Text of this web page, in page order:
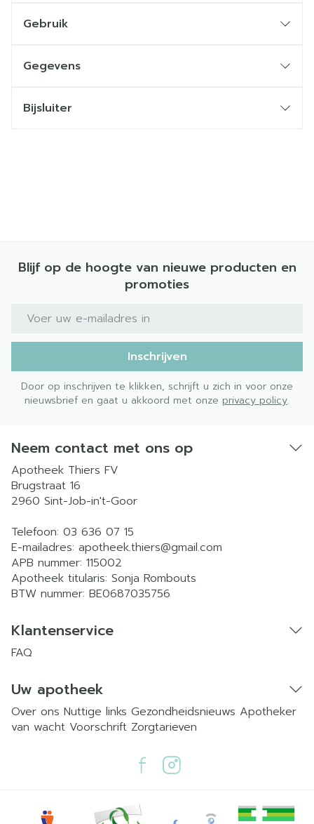
Gebruik
Gegevens
Bijsluiter
Blijf op de hoogte van nieuwe producten en
promoties
E-mail adres
Inschrijven
Door op inschrijven te klikken, schrijft u zich in voor onze
nieuwsbrief en gaat u akkoord met onze privacy policy.
Neem contact met ons op
Apotheek Thiers FV
Brugstraat 16
2960 Sint-Job-in't-Goor
Telefoon: 03 636 07 15
E-mailadres: apotheek.thiers@gmail.com
APB nummer: 115002
Apotheek titularis: Sonja Rombouts
BTW nummer: BE0687035756
Klantenservice
FAQ
Uw apotheek
Over ons Nuttige links Gezondheidsnieuws Apotheker
van wacht Voorschrift Zorgtarieven